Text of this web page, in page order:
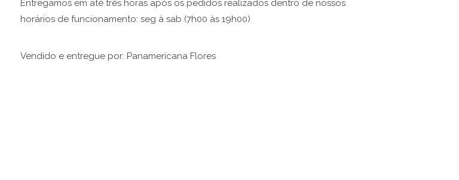
Entregamos em até três horas após os pedidos realizados dentro de nossos
horários de funcionamento: seg à sab (7h00 às 19h00)
Vendido e entregue por: Panamericana Flores